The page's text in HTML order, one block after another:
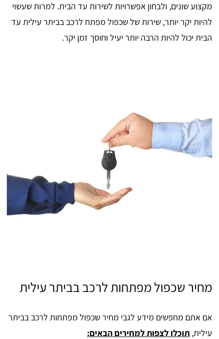
מקצוע שונים, ולבחון אפשרויות לשירות עד הבית. למרות שעשוי
להיות יקר יותר, שירות של שכפול מפתח לרכב בביתר עילית עד
הבית יכול להיות הרבה יותר יעיל וחוסך זמן יקר.
מחיר שכפול מפתחות לרכב בביתר עילית
אם אתם מחפשים מידע לגבי מחיר שכפול מפתחות לרכב בביתר
עילית, תוכלו לצפות למחירים הבאים: